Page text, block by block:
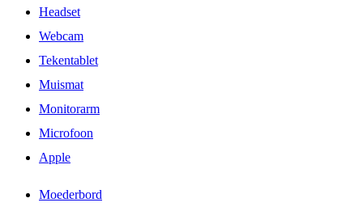
Headset
Webcam
Tekentablet
Muismat
Monitorarm
Microfoon
Apple
Moederbord